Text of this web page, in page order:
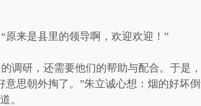
来是县里的领导啊，欢迎欢迎！”
调研，还需要他们的帮助与配合。于是
思朝外掏了。”朱立诚心想：烟的好坏
。